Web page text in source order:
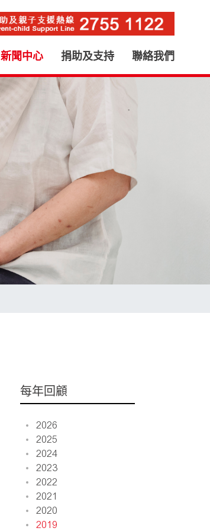
新聞中心 捐助及支持 聯絡我們
每年回顧
2026
2025
2024
2023
2022
2021
2020
2019